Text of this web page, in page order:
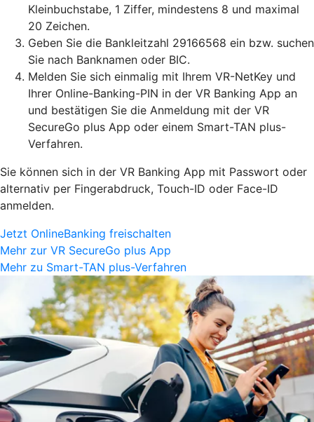
Kleinbuchstabe, 1 Ziffer, mindestens 8 und maximal
20 Zeichen.
Geben Sie die Bankleitzahl 29166568 ein bzw. suchen
Sie nach Banknamen oder BIC.
Melden Sie sich einmalig mit Ihrem VR-NetKey und
Ihrer Online-Banking-PIN in der VR Banking App an
und bestätigen Sie die Anmeldung mit der VR
SecureGo plus App oder einem Smart-TAN plus-
Verfahren.
Sie können sich in der VR Banking App mit Passwort oder
alternativ per Fingerabdruck, Touch-ID oder Face-ID
anmelden.
Jetzt OnlineBanking freischalten
Mehr zur VR SecureGo plus App
Mehr zu Smart-TAN plus-Verfahren